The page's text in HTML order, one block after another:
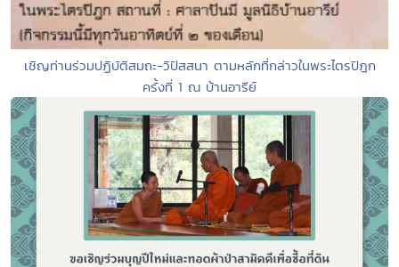
เชิญท่านร่วมปฏิบัติสมถะ-วิปัสสนา ตามหลักที่กล่าวในพระไตรปิฎก
ครั้งที่ 1 ณ บ้านอารีย์